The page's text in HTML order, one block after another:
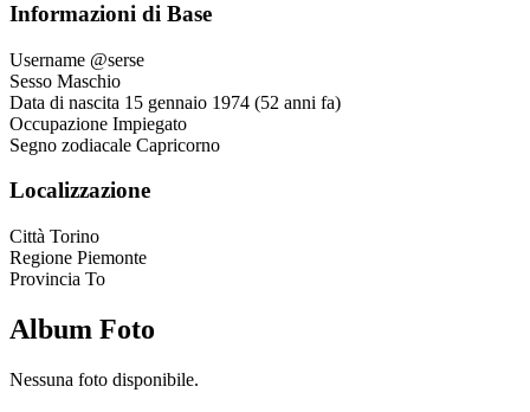
Informazioni di Base
Username @serse
Sesso Maschio
Data di nascita 15 gennaio 1974 (52 anni fa)
Occupazione Impiegato
Segno zodiacale Capricorno
Localizzazione
Città Torino
Regione Piemonte
Provincia To
Album Foto
Nessuna foto disponibile.